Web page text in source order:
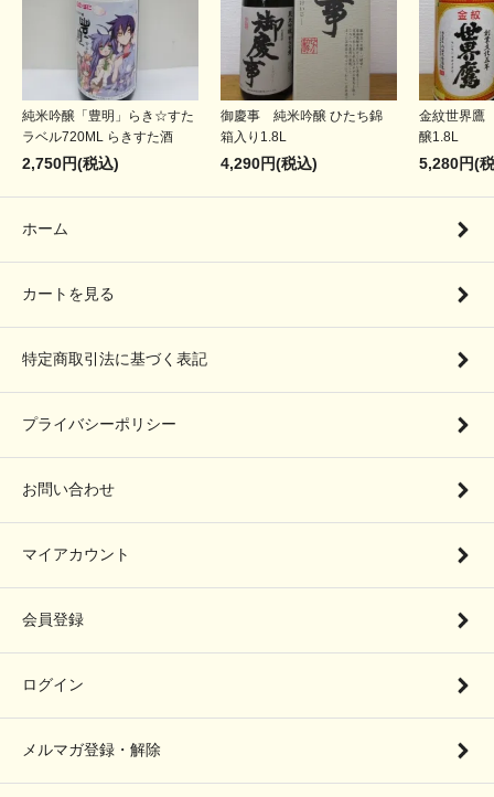
純米吟醸「豊明」らき☆すた
ラベル720ML らきすた酒
2,750円(税込)
御慶事 純米吟醸 ひたち錦
箱入り1.8L
4,290円(税込)
金紋世界鷹
醸1.8L
5,280円(
ホーム
カートを見る
特定商取引法に基づく表記
プライバシーポリシー
お問い合わせ
マイアカウント
会員登録
ログイン
メルマガ登録・解除